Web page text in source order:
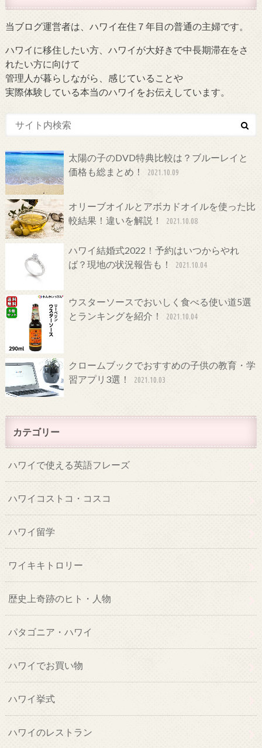
当ブログ運営者は、ハワイ在住７年目の普通の主婦です。
ハワイに移住したい方、ハワイが大好きで中長期滞在をさ
れたい方に向けて
管理人が暮らしながら、感じていることや
実際体験している本当のハワイをお伝えしています。
太陽の子のDVD特典比較は？ブルーレイと
価格も総まとめ！
2021.10.09
オリーブオイルとアボカドオイルを使った比
較結果！違いを解説！
2021.10.08
ハワイ結婚式2022！予約はいつからやれ
ば？現地の状況報告も！
2021.10.04
ウスターソースでおいしく食べる使い道5選
とランキングを紹介！
2021.10.04
クロームブックでおすすめの子供の教育・学
習アプリ3選！
2021.10.03
カテゴリー
ハワイで使える英語フレーズ
ハワイコストコ・コスコ
ハワイ留学
ワイキキトロリー
歴史上奇跡のヒト・人物
パタゴニア・ハワイ
ハワイでお買い物
ハワイ挙式
ハワイのレストラン